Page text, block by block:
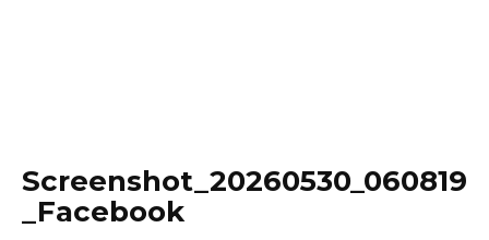
Screenshot_20260530_060819
_Facebook